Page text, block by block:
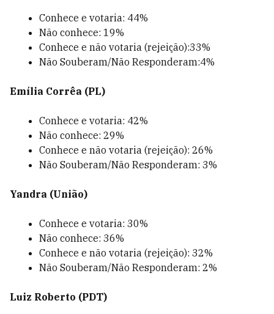
Conhece e votaria: 44%
Não conhece: 19%
Conhece e não votaria (rejeição):33%
Não Souberam/Não Responderam:4%
Emília Corrêa (PL)
Conhece e votaria: 42%
Não conhece: 29%
Conhece e não votaria (rejeição): 26%
Não Souberam/Não Responderam: 3%
Yandra (União)
Conhece e votaria: 30%
Não conhece: 36%
Conhece e não votaria (rejeição): 32%
Não Souberam/Não Responderam: 2%
Luiz Roberto (PDT)